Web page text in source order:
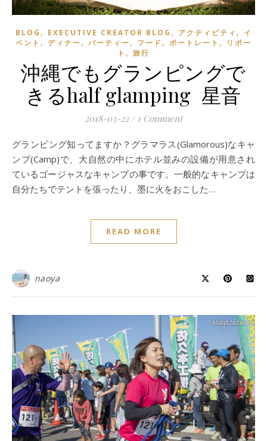
BLOG , EXECUTIVE CREATOR BLOG , アクティビティ , イ
ベント , ディナー, パーティー, フード , ポートレート ,
リポー
ト , 旅行
沖縄でもグランピングで
きるhalf glamping 星音
2018-03-22 / 1 Comment
グランピング知ってますか？グラマラス(Glamorous)なキャ
ンプ(Camp)で、大自然の中にホテル並みの設備が用意され
ているゴージャスなキャンプの事です。一般的なキャンプは
自分たちでテントを張ったり、墨に火をおこした…
READ MORE
naoya